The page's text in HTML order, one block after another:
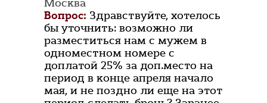
Москва
Вопрос: Здравствуйте, хотелось
бы уточнить: возможно ли
разместиться нам с мужем в
одноместном номере с
доплатой 25% за доп.место на
период в конце апреля начало
мая, и не поздно ли еще на этот